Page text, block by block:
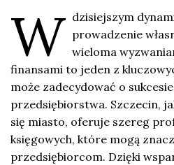
W dzisiejszym
prowadzenie
wieloma
finansami to jeden z
może zadecydować o
przedsiębiorstwa. Szczecin,
się miasto, oferuje szereg
księgowych, które mogą
przedsiębiorcom. Dzięki